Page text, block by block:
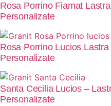
Rosa Porrino Fiamat
Personalizate
Rosa Porrino Lucios
Personalizate
Santa Cecilia Lucios –
Personalizate